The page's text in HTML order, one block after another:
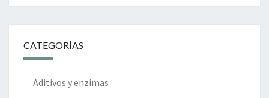
CATEGORÍAS
Aditivos y enzimas